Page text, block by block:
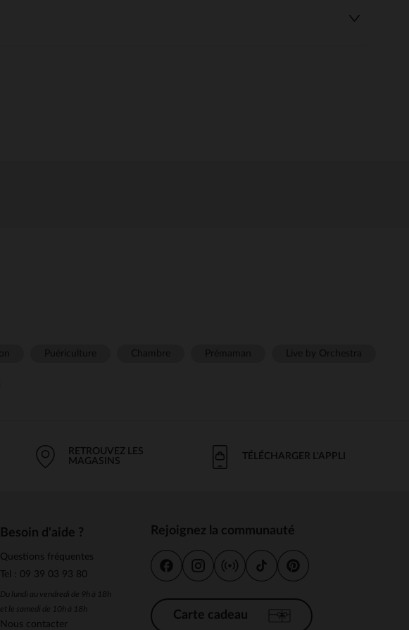
RETROUVEZ LES
MAGASINS
TÉLÉCHARGER L'APPLI
Besoin d'aide ?
Questions fréquentes
Tel : 09 39 03 93 80
Du lundi au vendredi de 9h à 18h
et le samedi de 10h à 18h
Nous contacter
Rejoignez la communauté
Carte cadeau